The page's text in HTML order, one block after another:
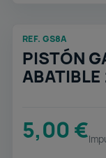
REF. GS8A
PISTÓN
5,00 €